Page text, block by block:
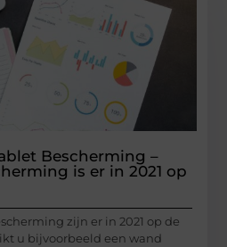
Bescherming –
is er in 2021 op
zijn er in 2021 op de
u bijvoorbeeld een wand